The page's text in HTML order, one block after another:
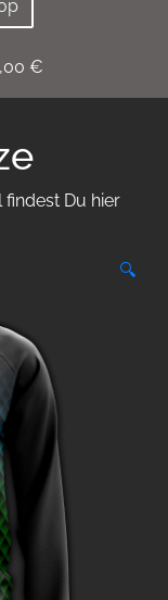
€
Du hier
🔍